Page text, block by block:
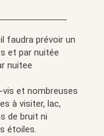
faudra prévoir un
et par nuitée
nuitee
vis et nombreuses
à visiter, lac,
de bruit ni
étoiles.